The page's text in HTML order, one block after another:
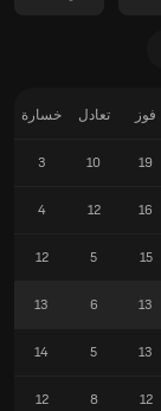
فوز تعادل خسارة
19
10
3
16
12
4
15
5
12
13
6
13
13
5
14
12
8
12